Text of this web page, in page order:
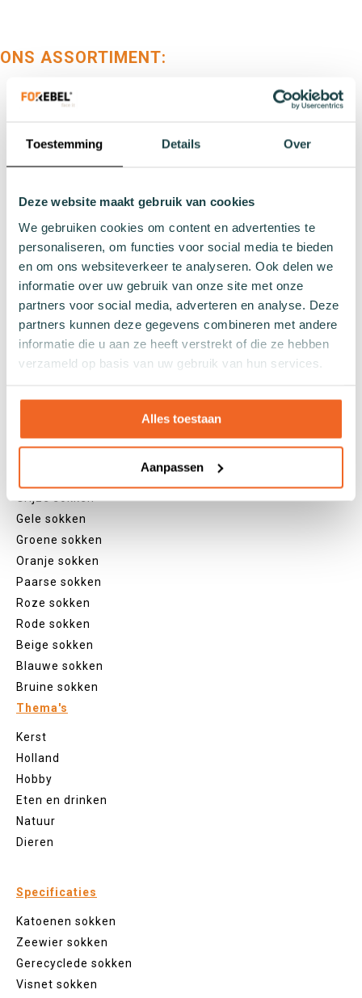
Toestemming Details Over
Deze website maakt gebruik van cookies
We gebruiken cookies om content en advertenties te
personaliseren, om functies voor social media te bieden
en om ons websiteverkeer te analyseren. Ook delen we
informatie over uw gebruik van onze site met onze
partners voor social media, adverteren en analyse. Deze
partners kunnen deze gegevens combineren met andere
informatie die u aan ze heeft verstrekt of die ze hebben
verzameld op basis van uw gebruik van hun services.
Alles toestaan
Aanpassen
ONS ASSORTIMENT:
Werksokken
Zakelijke sokken
Lengtes
Footies
Sneakersokken
Quarter sokken
Normale sokken
Kniekousen
Veel kleurige sokken
Grijze sokken
Gele sokken
Groene sokken
Oranje sokken
Paarse sokken
Roze sokken
Rode sokken
Beige sokken
Blauwe sokken
Bruine sokken
Thema's
Kerst
Holland
Hobby
Eten en drinken
Natuur
Dieren
Specificaties
Katoenen sokken
Zeewier sokken
Gerecyclede sokken
Visnet sokken